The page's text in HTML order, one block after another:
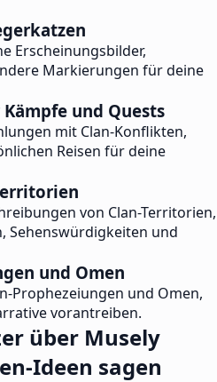
Erscheinungsbilder,
Markierungen für deine
und Quests
mit Clan-Konflikten,
Reisen für deine
von Clan-Territorien,
Sehenswürdigkeiten und
und Omen
Prophezeiungen und Omen,
vorantreiben.
über Musely
Ideen sagen